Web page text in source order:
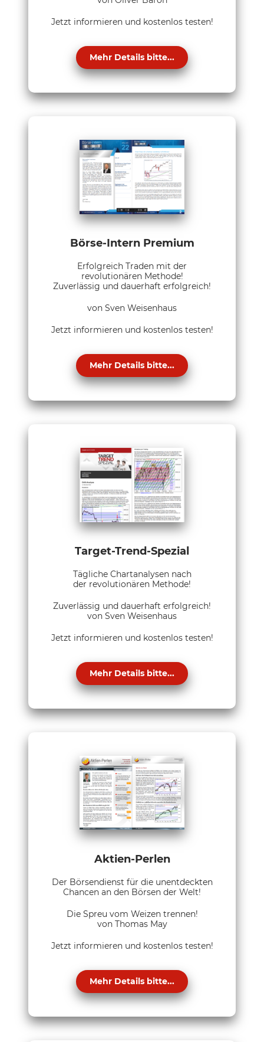
Jetzt informieren und kostenlos testen!
Mehr Details bitte...
Börse-Intern Premium
Erfolgreich Traden mit der
revolutionären Methode!
Zuverlässig und dauerhaft erfolgreich!
von Sven Weisenhaus
Jetzt informieren und kostenlos testen!
Mehr Details bitte...
Target-Trend-Spezial
Tägliche Chartanalysen nach
der revolutionären Methode!
Zuverlässig und dauerhaft erfolgreich!
von Sven Weisenhaus
Jetzt informieren und kostenlos testen!
Mehr Details bitte...
Aktien-Perlen
Der Börsendienst für die unentdeckten
Chancen an den Börsen der Welt!
Die Spreu vom Weizen trennen!
von Thomas May
Jetzt informieren und kostenlos testen!
Mehr Details bitte...